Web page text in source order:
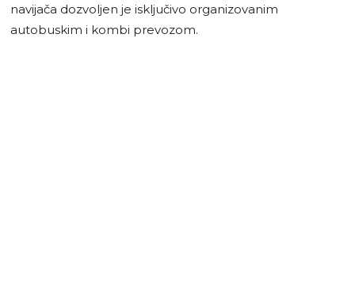
navijača dozvoljen je isključivo organizovanim
autobuskim i kombi prevozom.